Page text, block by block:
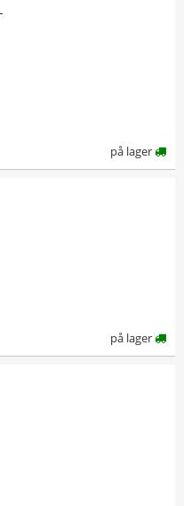
på lager
på lager